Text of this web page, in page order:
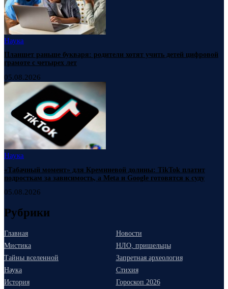
Наука
Планшет раньше букваря: родители хотят учить детей цифровой
грамоте с четырех лет
05.08.2026
Наука
«Табачный момент» для Кремниевой долины: TikTok платит
подросткам за зависимость, а Meta и Google готовятся к суду
05.08.2026
Рубрики
Главная
Новости
Мистика
НЛО, пришельцы
Тайны вселенной
Запретная археология
Наука
Стихия
История
Гороскоп 2026